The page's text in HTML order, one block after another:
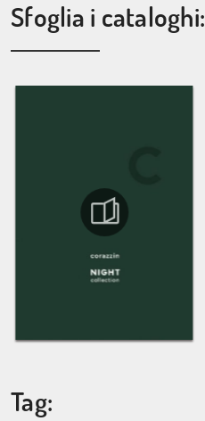
Sfoglia i cataloghi:
Tag: